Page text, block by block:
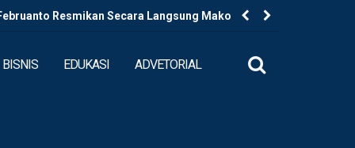
Resmikan Secara Langsung Mako Polres
BISNIS EDUKASI ADVETORIAL